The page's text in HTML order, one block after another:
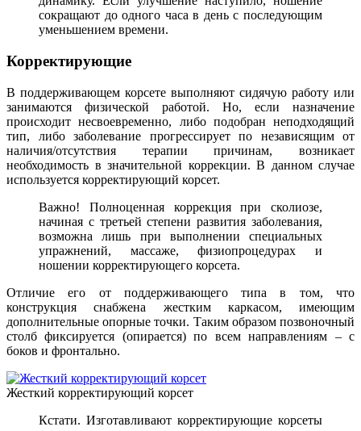
сокращают до одного часа в день с последующим
уменьшением времени.
Корректирующие
В поддерживающем корсете выполняют сидячую работу или
занимаются физической работой. Но, если назначение
происходит несвоевременно, либо подобран неподходящий
тип, либо заболевание прогрессирует по независящим от
наличия/отсутствия терапии причинам, возникает
необходимость в значительной коррекции. В данном случае
используется корректирующий корсет.
Важно! Полноценная коррекция при сколиозе,
начиная с третьей степени развития заболевания,
возможна лишь при выполнении специальных
упражнений, массаже, физиопроцедурах и
ношении корректирующего корсета.
Отличие его от поддерживающего типа в том, что
конструкция снабжена жестким каркасом, имеющим
дополнительные опорные точки. Таким образом позвоночный
столб фиксируется (опирается) по всем направлениям – с
боков и фронтально.
Жесткий корректирующий корсет
Кстати. Изготавливают корректирующие корсеты